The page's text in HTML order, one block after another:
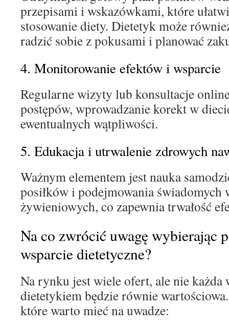
przepisami i wskazówkami, które
stosowanie diety. Dietetyk może
radzić sobie z pokusami i planować
4. Monitorowanie efektów i wsparcie
Regularne wizyty lub konsultacje
postępów, wprowadzanie korekt w
ewentualnych wątpliwości.
5. Edukacja i utrwalenie zdrowych
Ważnym elementem jest nauka
posiłków i podejmowania świadomych
żywieniowych, co zapewnia trwałość
Na co zwrócić uwagę wybierając
wsparcie dietetyczne?
Na rynku jest wiele ofert, ale nie każda
dietetykiem będzie równie
które warto mieć na uwadze: